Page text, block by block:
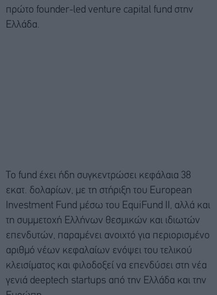
πρώτο founder-led venture capital fund στην
Ελλάδα.
Το fund έχει ήδη συγκεντρώσει κεφάλαια 38
εκατ. δολαρίων, με τη στήριξη του European
Investment Fund μέσω του EquiFund II, αλλά και
τη συμμετοχή Ελλήνων θεσμικών και ιδιωτών
επενδυτών, παραμένει ανοιχτό για περιορισμένο
αριθμό νέων κεφαλαίων ενόψει του τελικού
κλεισίματος και φιλοδοξεί να επενδύσει στη νέα
γενιά deeptech startups από την Ελλάδα και την